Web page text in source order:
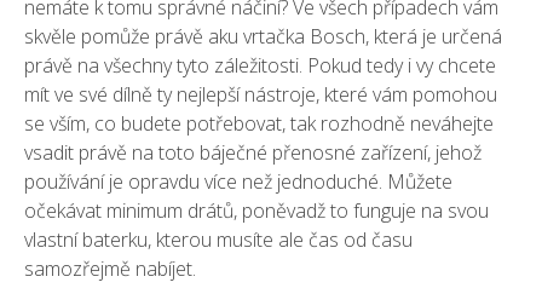
nemáte k tomu správné náčiní? Ve všech případech vám
skvěle pomůže právě aku vrtačka Bosch, která je určená
právě na všechny tyto záležitosti. Pokud tedy i vy chcete
mít ve své dílně ty nejlepší nástroje, které vám pomohou
se vším, co budete potřebovat, tak rozhodně neváhejte
vsadit právě na toto báječné přenosné zařízení, jehož
používání je opravdu více než jednoduché. Můžete
očekávat minimum drátů, poněvadž to funguje na svou
vlastní baterku, kterou musíte ale čas od času
samozřejmě nabíjet.